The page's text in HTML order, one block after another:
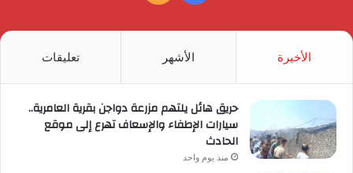
الأخيرة الأشهر تعليقات
حريق هائل يلتهم مزرعة دواجن بقرية العامرية..
سيارات الإطفاء والإسعاف تهرع إلى موقع
الحادث
منذ يوم واحد